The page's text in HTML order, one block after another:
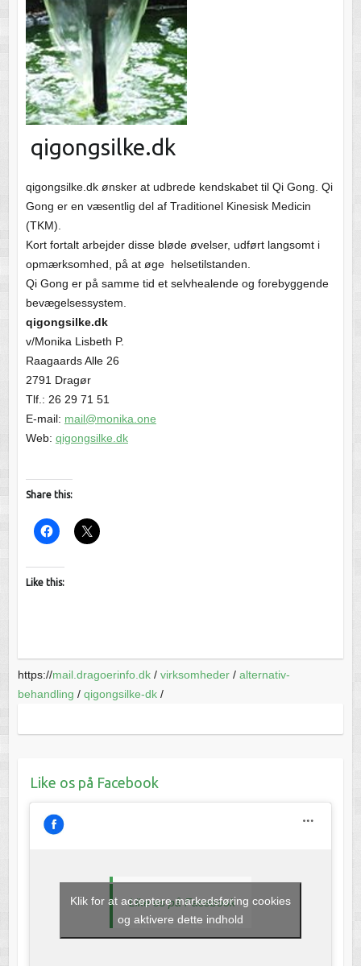
qigongsilke.dk
qigongsilke.dk ønsker at udbrede kendskabet til Qi Gong. Qi
Gong er en væsentlig del af Traditionel Kinesisk Medicin
(TKM).
Kort fortalt arbejder disse bløde øvelser, udført langsomt i
opmærksomhed, på at øge helsetilstanden.
Qi Gong er på samme tid et selvhealende og forebyggende
bevægelsessystem.
qigongsilke.dk
v/Monika Lisbeth P.
Raagaards Alle 26
2791 Dragør
Tlf.: 26 29 71 51
E-mail: mail@monika.one
Web: qigongsilke.dk
Share this:
Like this:
https://mail.dragoerinfo.dk/ virksomheder/ alternativ-
behandling / qigongsilke-dk/
Like os på Facebook
Like os på Facebook
Klik for at acceptere markedsføring cookies
og aktivere dette indhold